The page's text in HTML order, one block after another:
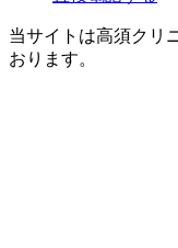
当サイトは高須クリ
おります。